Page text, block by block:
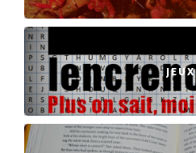
JEUX